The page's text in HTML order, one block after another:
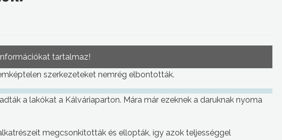
tartalmaz!
szerkezeteket nemrég elbontották.
a lakókat a Kálváriaparton. Mára már ezeknek a daruknak nyoma
megcsonkították és ellopták, így azok teljességgel